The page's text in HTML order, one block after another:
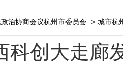
治协商会议杭州市委员会 > 城市杭
科创大走廊